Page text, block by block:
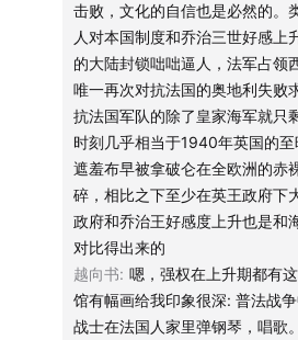
- 支持我们的赞助商是对我们最好
忽左忽右上线了卖书业务，如你对
趣，可以前往公众号「忽左忽右
了解详情。
- 制作团队 -
声音设计 hotair Supermassiver
节目统筹 禾放
击败，文化的自信也是必然的。
人对本国制度和乔治三世好感上
的大陆封锁咄咄逼人，法军占领
唯一再次对抗法国的奥地利失败
抗法国军队的除了皇家海军就只
时刻几乎相当于1940年英国的
遮羞布早被拿破仑在全欧洲的赤
碎，相比之下至少在英王政府下
政府和乔治王好感度上升也是和
对比得出来的
越向书: 嗯，强权在上升期都有
馆有幅画给我印象很深: 普法战
战士在法国人家里弹钢琴，唱歌。